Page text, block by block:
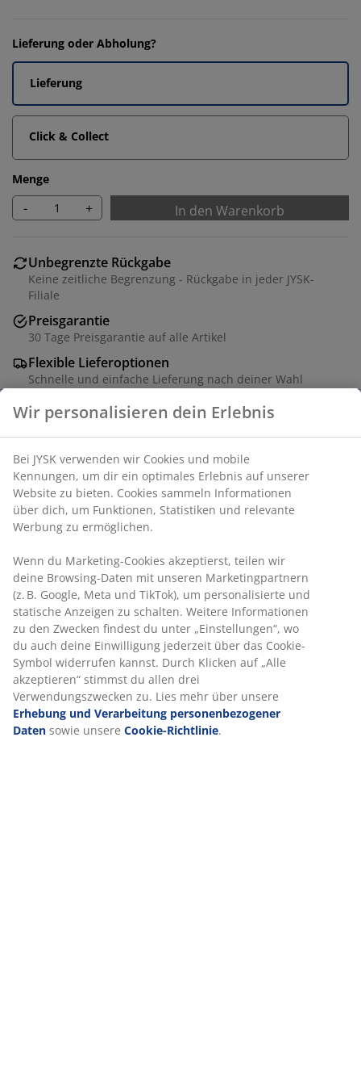
Lieferung oder Abholung?
Lieferung
Click & Collect
Menge
- + In den Warenkorb
Unbegrenzte Rückgabe
Keine zeitliche Begrenzung - Rückgabe in jeder JYSK-
Filiale
Preisgarantie
30 Tage Preisgarantie auf alle Artikel
Flexible Lieferoptionen
Schnelle und einfache Lieferung nach deiner Wahl
Artikelnummer: 6894526
Produkteigenschaften
Bewertungen
1)
Lieferung
Wir personalisieren dein Erlebnis
Bei JYSK verwenden wir Cookies und mobile
Kennungen, um dir ein optimales Erlebnis auf unserer
Website zu bieten. Cookies sammeln Informationen
über dich, um Funktionen, Statistiken und relevante
Werbung zu ermöglichen.
Wenn du Marketing-Cookies akzeptierst, teilen wir
deine Browsing-Daten mit unseren Marketingpartnern
(z. B. Google, Meta und TikTok), um personalisierte und
statische Anzeigen zu schalten. Weitere Informationen
zu den Zwecken findest du unter „Einstellungen“, wo
du auch deine Einwilligung jederzeit über das Cookie-
Symbol widerrufen kannst. Durch Klicken auf „Alle
akzeptieren“ stimmst du allen drei
Verwendungszwecken zu. Lies mehr über unsere
Erhebung und Verarbeitung personenbezogener
Daten sowie unsere Cookie-Richtlinie.